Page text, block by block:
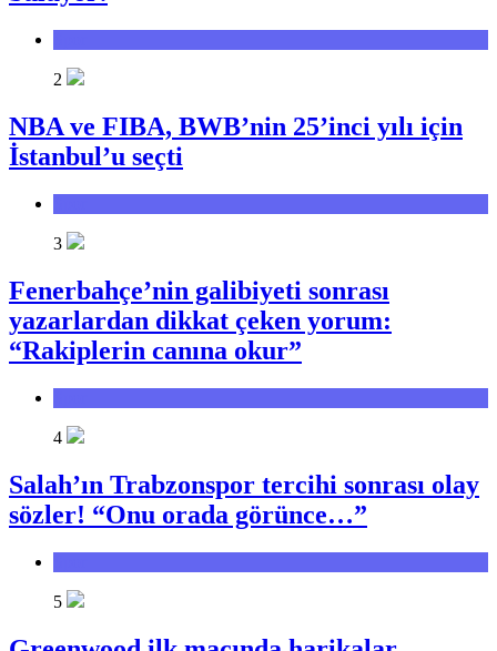
2
NBA ve FIBA, BWB’nin 25’inci yılı için
İstanbul’u seçti
3
Fenerbahçe’nin galibiyeti sonrası
yazarlardan dikkat çeken yorum:
“Rakiplerin canına okur”
4
Salah’ın Trabzonspor tercihi sonrası olay
sözler! “Onu orada görünce…”
5